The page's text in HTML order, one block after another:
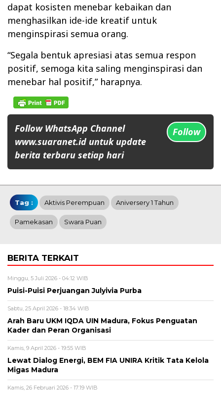
dapat kosisten menebar kebaikan dan
menghasilkan ide-ide kreatif untuk
menginspirasi semua orang.
“Segala bentuk apresiasi atas semua respon
positif, semoga kita saling menginspirasi dan
menebar hal positif,” harapnya.
Follow WhatsApp Channel
www.suaranet.id untuk update
berita terbaru setiap hari
Follow
Tag : Aktivis Perempuan Aniversery 1 Tahun
Pamekasan Swara Puan
BERITA TERKAIT
Minggu, 5 Juli 2026 - 04:12 WIB
Puisi-Puisi Perjuangan Julyivia Purba
Sabtu, 25 April 2026 - 18:34 WIB
Arah Baru UKM IQDA UIN Madura, Fokus Penguatan
Kader dan Peran Organisasi
Kamis, 9 April 2026 - 19:55 WIB
Lewat Dialog Energi, BEM FIA UNIRA Kritik Tata Kelola
Migas Madura
Kamis, 26 Februari 2026 - 17:19 WIB